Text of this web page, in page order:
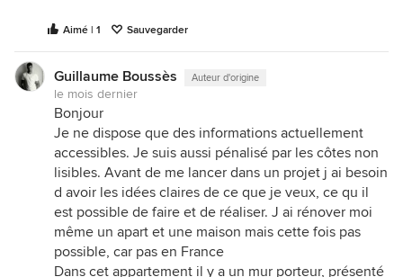
Aimé | 1 Sauvegarder
Guillaume Boussès Auteur d'origine
le mois dernier
Bonjour
Je ne dispose que des informations actuellement
accessibles. Je suis aussi pénalisé par les côtes non
lisibles. Avant de me lancer dans un projet j ai besoin
d avoir les idées claires de ce que je veux, ce qu il
est possible de faire et de réaliser. J ai rénover moi
même un apart et une maison mais cette fois pas
possible, car pas en France
Dans cet appartement il y a un mur porteur, présenté